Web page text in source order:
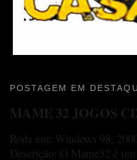
POSTAGEM EM
MAME 32 JOGOS
Roda em: Windows 98,
Descrição: O Mame32 é